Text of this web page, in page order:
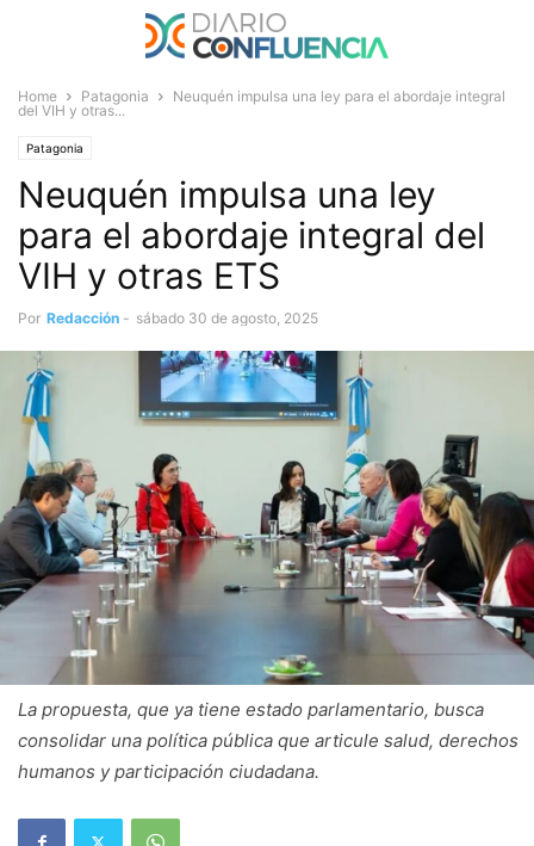
Home Patagonia
Neuquén impulsa una ley para el abordaje integral
del VIH y otras...
Patagonia
Neuquén impulsa una ley
para el abordaje integral del
VIH y otras ETS
Por Redacción - sábado 30 de agosto, 2025
La propuesta, que ya tiene estado parlamentario, busca
consolidar una política pública que articule salud, derechos
humanos y participación ciudadana.